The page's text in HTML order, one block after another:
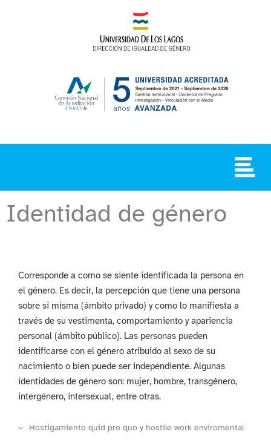
Identidad de género
Corresponde a como se siente identificada la persona en
el género. Es decir, la percepción que tiene una persona
sobre si misma (ámbito privado) y como lo manifiesta a
través de su vestimenta, comportamiento y apariencia
personal (ámbito público). Las personas pueden
identificarse con el género atribuido al sexo de su
nacimiento o bien puede ser independiente. Algunas
identidades de género son: mujer, hombre, transgénero,
intergénero, intersexual, entre otras.
Hostigamiento quid pro quo y hostile work enviromental